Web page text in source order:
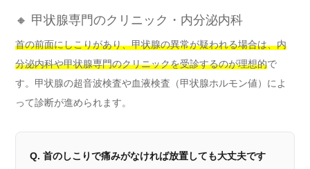
🔸 甲状腺専門のクリニック・内分泌内科
首の前面にしこりがあり、甲状腺の異常が疑われる場合は、内
分泌内科や甲状腺専門のクリニックを受診するのが理想的で
す。甲状腺の超音波検査や血液検査（甲状腺ホルモン値）によ
って診断が進められます。
Q. 首のしこりで痛みがなければ放置しても大丈夫です